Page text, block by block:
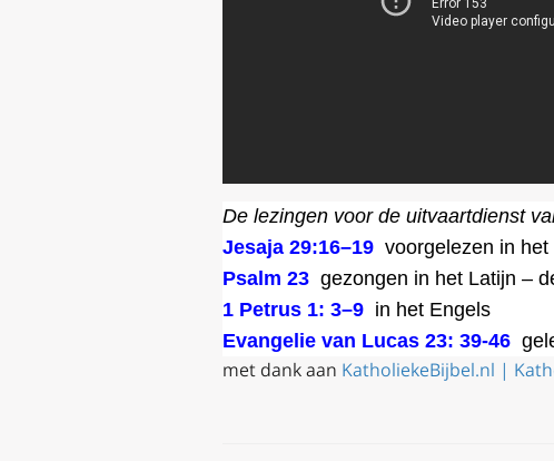
De lezingen voor de uitvaartdienst
Jesaja 29:16–19 voorgelezen in het
Psalm 23 gezongen in het Latijn –
1 Petrus 1: 3–9 in het Engels
Evangelie van Lucas 23: 39-46
met dank aan KatholiekeBijbel.nl |